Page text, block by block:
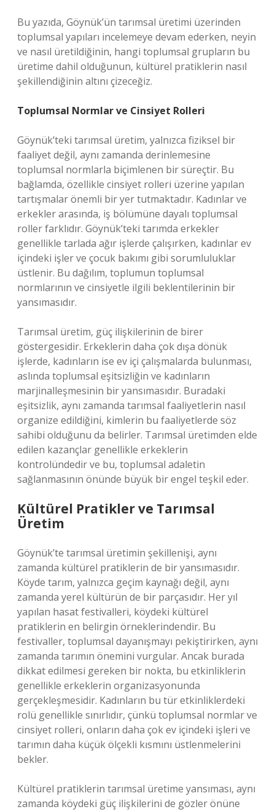
Bu yazıda, Göynük’ün tarımsal üretimi üzerinden
toplumsal yapıları incelemeye devam ederken, neyin
ve nasıl üretildiğinin, hangi toplumsal grupların bu
üretime dahil olduğunun, kültürel pratiklerin nasıl
şekillendiğinin altını çizeceğiz.
Toplumsal Normlar ve Cinsiyet Rolleri
Göynük’teki tarımsal üretim, yalnızca fiziksel bir
faaliyet değil, aynı zamanda derinlemesine
toplumsal normlarla biçimlenen bir süreçtir. Bu
bağlamda, özellikle cinsiyet rolleri üzerine yapılan
tartışmalar önemli bir yer tutmaktadır. Kadınlar ve
erkekler arasında, iş bölümüne dayalı toplumsal
roller farklıdır. Göynük’teki tarımda erkekler
genellikle tarlada ağır işlerde çalışırken, kadınlar ev
içindeki işler ve çocuk bakımı gibi sorumluluklar
üstlenir. Bu dağılım, toplumun toplumsal
normlarının ve cinsiyetle ilgili beklentilerinin bir
yansımasıdır.
Tarımsal üretim, güç ilişkilerinin de birer
göstergesidir. Erkeklerin daha çok dışa dönük
işlerde, kadınların ise ev içi çalışmalarda bulunması,
aslında toplumsal eşitsizliğin ve kadınların
marjinalleşmesinin bir yansımasıdır. Buradaki
eşitsizlik, aynı zamanda tarımsal faaliyetlerin nasıl
organize edildiğini, kimlerin bu faaliyetlerde söz
sahibi olduğunu da belirler. Tarımsal üretimden elde
edilen kazançlar genellikle erkeklerin
kontrolündedir ve bu, toplumsal adaletin
sağlanmasının önünde büyük bir engel teşkil eder.
Kültürel Pratikler ve Tarımsal
Üretim
Göynük’te tarımsal üretimin şekillenişi, aynı
zamanda kültürel pratiklerin de bir yansımasıdır.
Köyde tarım, yalnızca geçim kaynağı değil, aynı
zamanda yerel kültürün de bir parçasıdır. Her yıl
yapılan hasat festivalleri, köydeki kültürel
pratiklerin en belirgin örneklerindendir. Bu
festivaller, toplumsal dayanışmayı pekiştirirken, aynı
zamanda tarımın önemini vurgular. Ancak burada
dikkat edilmesi gereken bir nokta, bu etkinliklerin
genellikle erkeklerin organizasyonunda
gerçekleşmesidir. Kadınların bu tür etkinliklerdeki
rolü genellikle sınırlıdır, çünkü toplumsal normlar ve
cinsiyet rolleri, onların daha çok ev içindeki işleri ve
tarımın daha küçük ölçekli kısmını üstlenmelerini
bekler.
Kültürel pratiklerin tarımsal üretime yansıması, aynı
zamanda köydeki güç ilişkilerini de gözler önüne